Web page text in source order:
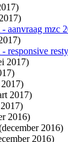
aanvraag mzc
responsive
2017)
2017)
2016)
2016)
2016)